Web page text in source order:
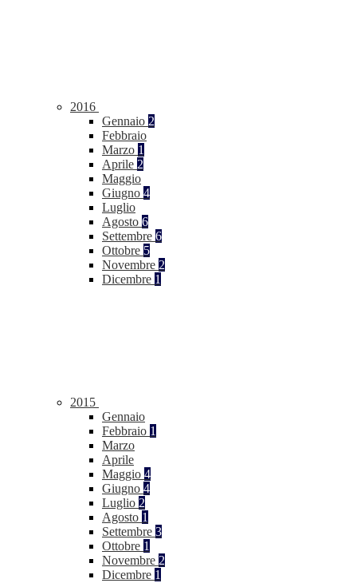
2016
Gennaio 2
Febbraio
Marzo 1
Aprile 2
Maggio
Giugno 4
Luglio
Agosto 6
Settembre 6
Ottobre 5
Novembre 2
Dicembre 1
2015
Gennaio
Febbraio 1
Marzo
Aprile
Maggio 4
Giugno 4
Luglio 2
Agosto 1
Settembre 3
Ottobre 1
Novembre 2
Dicembre 1